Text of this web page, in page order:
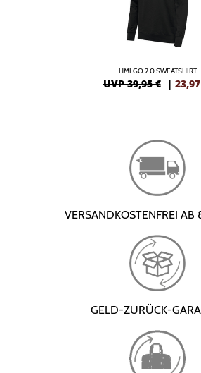
HMLGO 2.0 SWEATSHIRT
UVP 39,95 € | 23,97
VERSANDKOSTENFREI
GELD-ZURÜCK-